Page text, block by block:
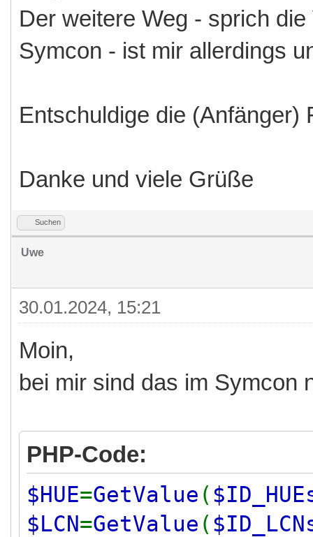
Der weitere Weg - sprich
Symcon - ist mir allerdings
Entschuldige die (Anfänger)
Danke und viele Grüße
Suchen
Uwe
30.01.2024, 15:21
Moin,
bei mir sind das im Symcon
PHP-Code:
$HUE=GetValue (
$LCN=GetValue (